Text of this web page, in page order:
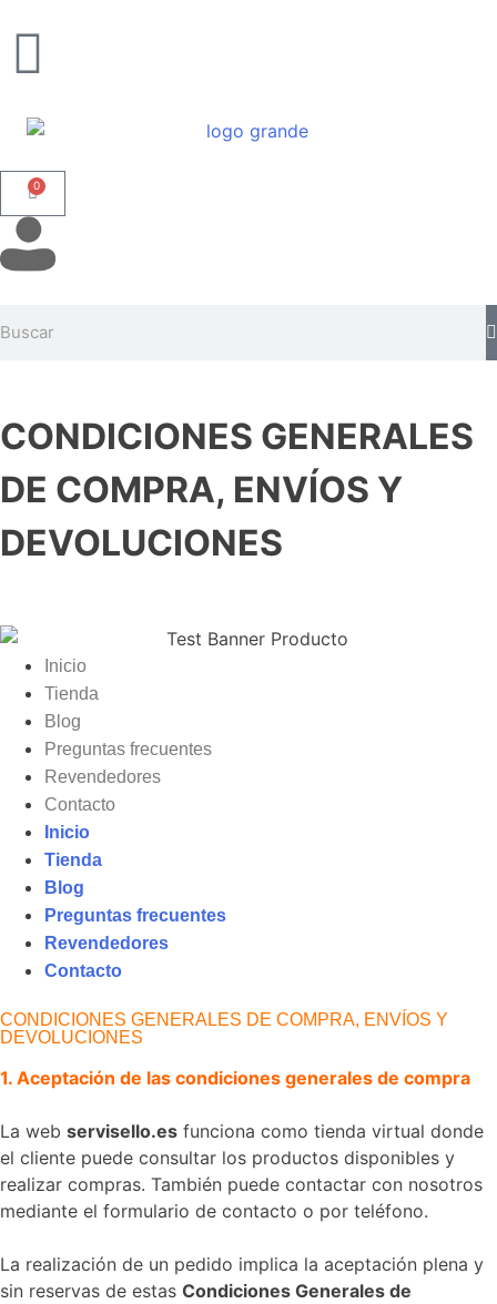
0
CONDICIONES GENERALES
DE COMPRA, ENVÍOS Y
DEVOLUCIONES
Inicio
Tienda
Blog
Preguntas frecuentes
Revendedores
Contacto
Inicio
Tienda
Blog
Preguntas frecuentes
Revendedores
Contacto
CONDICIONES GENERALES DE COMPRA, ENVÍOS Y
DEVOLUCIONES
1. Aceptación de las condiciones generales de compra
La web servisello.es funciona como tienda virtual donde
el cliente puede consultar los productos disponibles y
realizar compras. También puede contactar con nosotros
mediante el formulario de contacto o por teléfono.
La realización de un pedido implica la aceptación plena y
sin reservas de estas Condiciones Generales de